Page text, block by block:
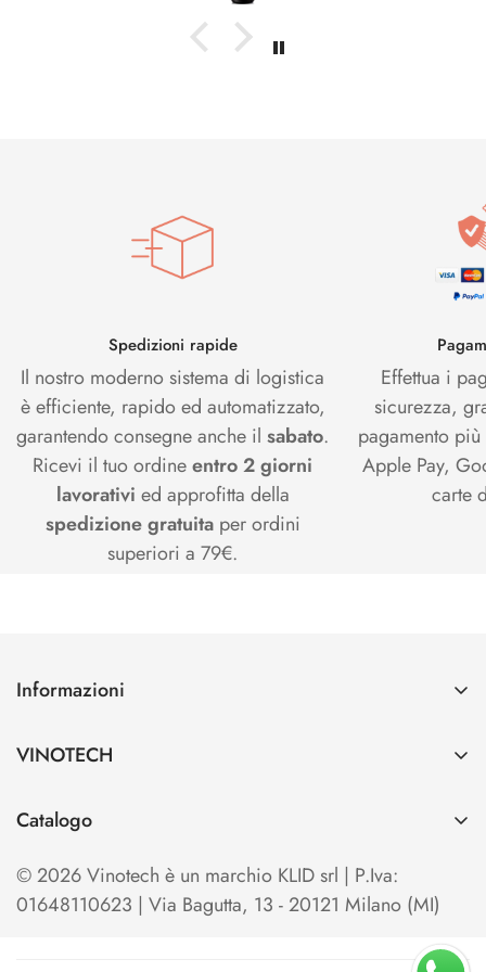
Spedizioni rapide
Il nostro moderno sistema di logistica
è efficiente, rapido ed automatizzato,
garantendo consegne anche ilsabato.
Ricevi il tuo ordineentro 2 giorni
lavorativi ed approfitta della
spedizione gratuita per ordini
superiori a 79€.
Effettua i
sicurezza,
pagamento
Apple Pay,
carte
Informazioni
Spedizioni e Pagamenti
Cerca
Termini e condizioni di Vendita
Privacy Policy
VINOTECH
Vinotech B2B
Blog
Catalogo
TO OPEN
TO SERVE & STORE
© 2026 Vinotech è un marchio KLID srl | P.Iva:
01648110623 | Via Bagutta, 13 - 20121 Milano (MI)